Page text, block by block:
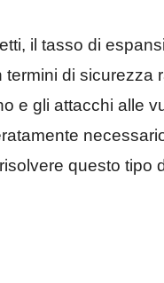
il tasso di
termini di sicurezza
e gli attacchi alle
questo tipo